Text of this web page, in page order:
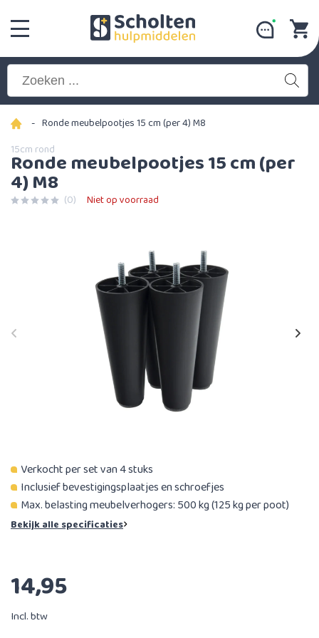
- Ronde meubelpootjes 15 cm (per 4) M8
15cm rond
Ronde meubelpootjes 15 cm (per
4) M8
(0) Niet op voorraad
Verkocht per set van 4 stuks
Inclusief bevestigingsplaatjes en schroefjes
Max. belasting meubelverhogers: 500 kg (125 kg per poot)
Bekijk alle specificaties
14,95
Incl. btw